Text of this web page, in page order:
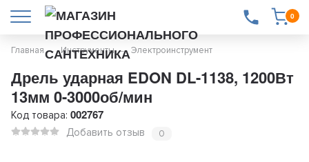
0
Главная Инструменты Электроинструмент
Дрель ударная EDON DL-1138, 1200Вт
13мм 0-3000об/мин
Код товара:002767
Добавить отзыв 0